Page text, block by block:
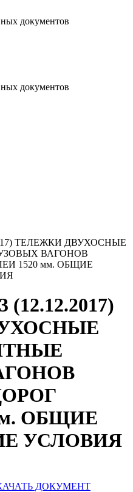
документов
документов
ТЕЛЕЖКИ ДВУХОСНЫЕ
ВАГОНОВ
1520 мм. ОБЩИЕ
(12.12.2017)
ОБЩИЕ
УСЛОВИЯ
ДОКУМЕНТ